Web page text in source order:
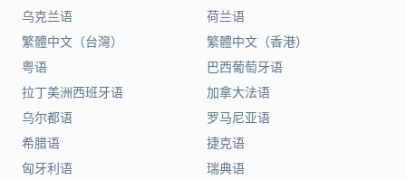
乌克兰语
荷兰语
繁體中文（台灣）
繁體中文（香港）
粤语
巴西葡萄牙语
拉丁美洲西班牙语
加拿大法语
乌尔都语
罗马尼亚语
希腊语
捷克语
匈牙利语
瑞典语